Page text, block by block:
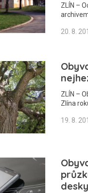
ZLÍN –
20. 8.
ZLÍN –
Zlína
19. 8.